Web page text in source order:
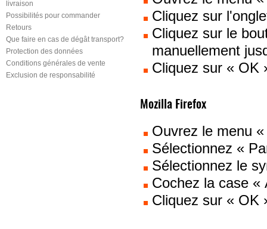
livraison
Possibilités pour commander
Retours
Que faire en cas de dégât transport?
Protection des données
Conditions générales de vente
Exclusion de responsabilité
Cliquez sur
Cliquez sur le
manuellement
Cliquez sur « OK
Mozilla Firefox
Ouvrez le menu
Sélectionnez «
Sélectionnez le
Cochez la case «
Cliquez sur « OK